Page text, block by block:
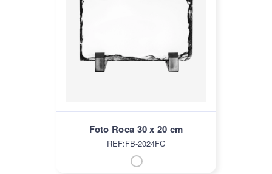
Foto Roca 30 x 20 cm
REF:FB-2024FC